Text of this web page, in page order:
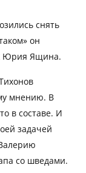
снять
он
Юрия Ящина.
мнению. В
в составе. И
задачей
со шведами.